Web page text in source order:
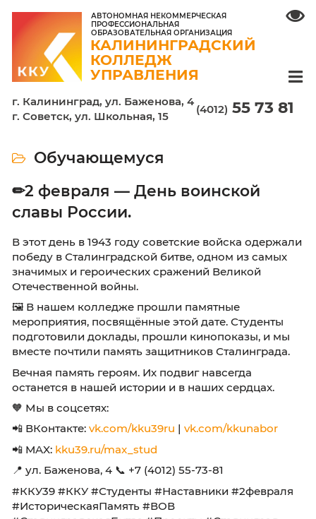
АВТОНОМНАЯ НЕКОММЕРЧЕСКАЯ
ПРОФЕССИОНАЛЬНАЯ
ОБРАЗОВАТЕЛЬНАЯ ОРГАНИЗАЦИЯ
КАЛИНИНГРАДСКИЙ
КОЛЛЕДЖ
г. Калининград, ул. Баженова, 4
Обучающемуся
славы России.
В этот день в 1943 году советские войска
победу в Сталинградской битве, одном из
значимых и героических сражений Великой
Отечественной войны.
🖼 В нашем колледже прошли памятные
мероприятия, посвящённые этой дате.
подготовили доклады, прошли кинопоказы,
вместе почтили память защитников
Вечная память героям. Их подвиг навсегда
🧡 Мы в соцсетях:
📲 ВКонтакте:vk.com/kku39ru